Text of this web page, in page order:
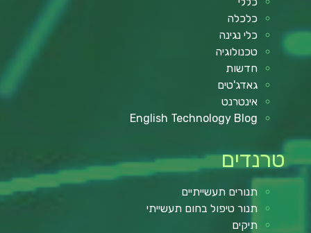
כלכלה
כלי נגינה
טכנולוגיה
חדשות
גאדג'טים
אינטרנט
English Technology Blog
טרנדים
תנורים תעשייתיים
תנור טיפול בחום תעשייתי
תיקים